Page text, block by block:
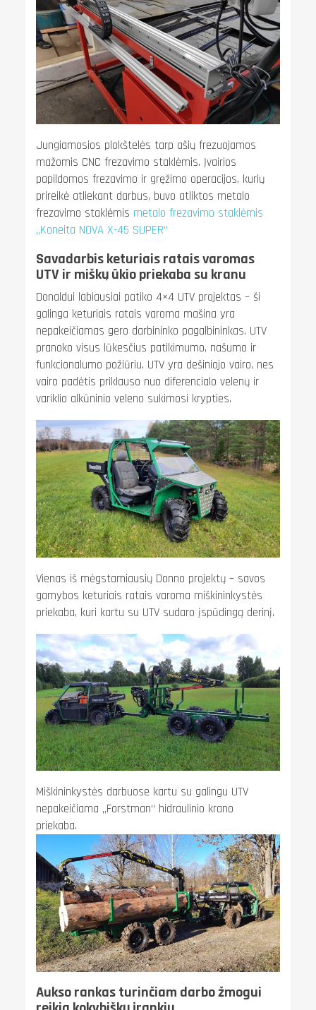
Jungiamosios plokštelės tarp ašių frezuojamos
mažomis CNC frezavimo staklėmis. Įvairios
papildomos frezavimo ir gręžimo operacijos, kurių
prireikė atliekant darbus, buvo atliktos metalo
frezavimo staklėmis metalo frezavimo staklėmis
„Koneita NOVA X-45 SUPER“
Savadarbis keturiais ratais varomas
UTV ir miškų ūkio priekaba su kranu
Donaldui labiausiai patiko 4×4 UTV projektas – ši
galinga keturiais ratais varoma mašina yra
nepakeičiamas gero darbininko pagalbininkas. UTV
pranoko visus lūkesčius patikimumo, našumo ir
funkcionalumo požiūriu. UTV yra dešiniojo vairo, nes
vairo padėtis priklauso nuo diferencialo velenų ir
variklio alkūninio veleno sukimosi krypties.
Vienas iš mėgstamiausių Donno projektų – savos
gamybos keturiais ratais varoma miškininkystės
priekaba, kuri kartu su UTV sudaro įspūdingą derinį.
Miškininkystės darbuose kartu su galingu UTV
nepakeičiama „Forstman“ hidraulinio krano
priekaba.
Aukso rankas turinčiam darbo žmogui